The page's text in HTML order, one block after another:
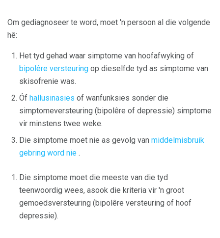
Om gediagnoseer te word, moet 'n persoon al die volgende
hê:
Het tyd gehad waar simptome van hoofafwyking of
bipolêre versteuring op dieselfde tyd as simptome van
skisofrenie was.
Óf hallusinasies of wanfunksies sonder die
simptomeversteuring (bipolêre of depressie) simptome
vir minstens twee weke.
Die simptome moet nie as gevolg van middelmisbruik
gebring word nie .
Die simptome moet die meeste van die tyd
teenwoordig wees, asook die kriteria vir 'n groot
gemoedsversteuring (bipolêre versteuring of hoof
depressie).